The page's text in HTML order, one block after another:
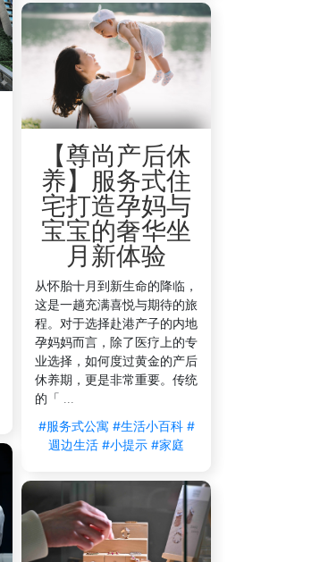
【尊尚产后休
养】服务式住
宅打造孕妈与
宝宝的奢华坐
月新体验
从怀胎十月到新生命的降临，
这是一趟充满喜悦与期待的旅
程。对于选择赴港产子的内地
孕妈妈而言，除了医疗上的专
业选择，如何度过黄金的产后
休养期，更是非常重要。传统
的「 ...
#服务式公寓 #生活小百科 #
週边生活 #小提示 #家庭